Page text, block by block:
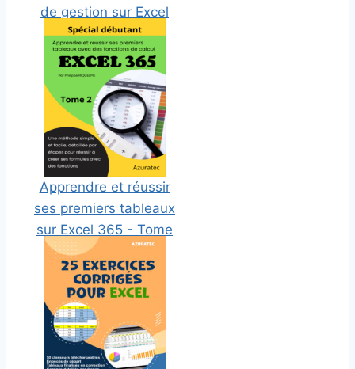
de gestion sur Excel
365 - Tome 3
Apprendre et réussir
ses premiers tableaux
sur Excel 365 - Tome